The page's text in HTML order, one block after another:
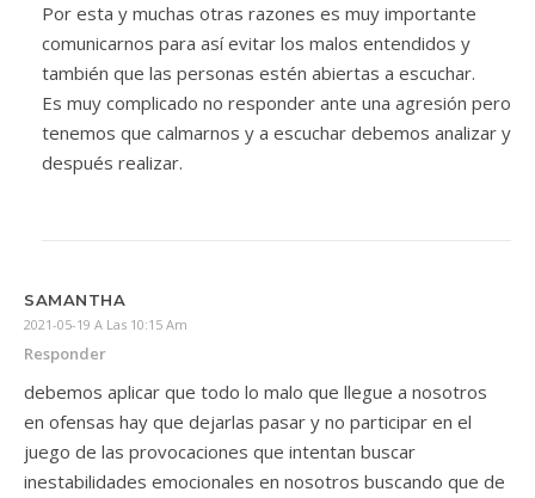
Por esta y muchas otras razones es muy importante
comunicarnos para así evitar los malos entendidos y
también que las personas estén abiertas a escuchar.
Es muy complicado no responder ante una agresión pero
tenemos que calmarnos y a escuchar debemos analizar y
después realizar.
SAMANTHA
2021-05-19 A Las 10:15 Am
Responder
debemos aplicar que todo lo malo que llegue a nosotros
en ofensas hay que dejarlas pasar y no participar en el
juego de las provocaciones que intentan buscar
inestabilidades emocionales en nosotros buscando que de